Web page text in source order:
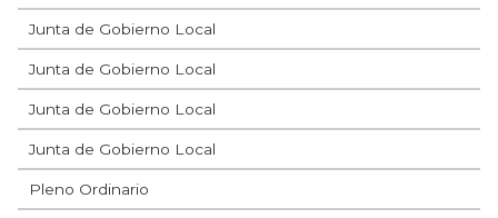
Junta de Gobierno Local
Junta de Gobierno Local
Junta de Gobierno Local
Junta de Gobierno Local
Pleno Ordinario